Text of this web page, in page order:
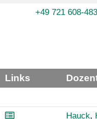
+49 721 608-
Links
Hauck,